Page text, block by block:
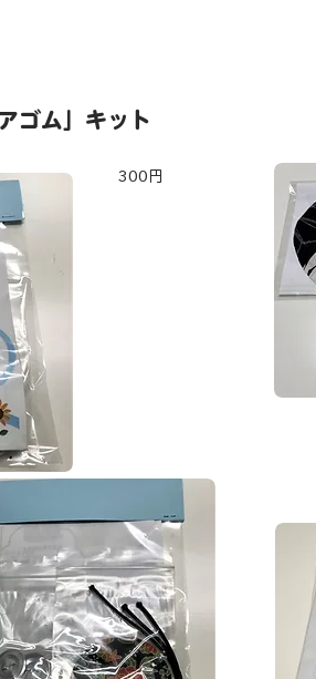
ゴム」キット
300円